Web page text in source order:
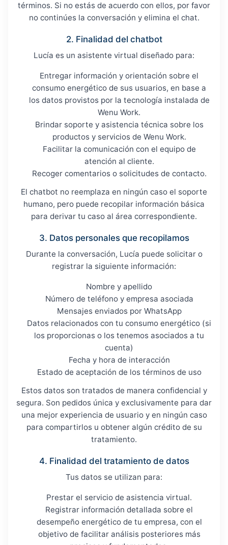
términos. Si no estás de acuerdo con ellos, por favor
no continúes la conversación y elimina el chat.
2. Finalidad del chatbot
Lucía es un asistente virtual diseñado para:
Entregar información y orientación sobre el
consumo energético de sus usuarios, en base a
los datos provistos por la tecnología instalada de
Wenu Work.
Brindar soporte y asistencia técnica sobre los
productos y servicios de Wenu Work.
Facilitar la comunicación con el equipo de
atención al cliente.
Recoger comentarios o solicitudes de contacto.
El chatbot no reemplaza en ningún caso el soporte
humano, pero puede recopilar información básica
para derivar tu caso al área correspondiente.
3. Datos personales que recopilamos
Durante la conversación, Lucía puede solicitar o
registrar la siguiente información:
Nombre y apellido
Número de teléfono y empresa asociada
Mensajes enviados por WhatsApp
Datos relacionados con tu consumo energético (si
los proporcionas o los tenemos asociados a tu
cuenta)
Fecha y hora de interacción
Estado de aceptación de los términos de uso
Estos datos son tratados de manera confidencial y
segura. Son pedidos única y exclusivamente para dar
una mejor experiencia de usuario y en ningún caso
para compartirlos u obtener algún crédito de su
tratamiento.
4. Finalidad del tratamiento de datos
Tus datos se utilizan para:
Prestar el servicio de asistencia virtual.
Registrar información detallada sobre el
desempeño energético de tu empresa, con el
objetivo de facilitar análisis posteriores más